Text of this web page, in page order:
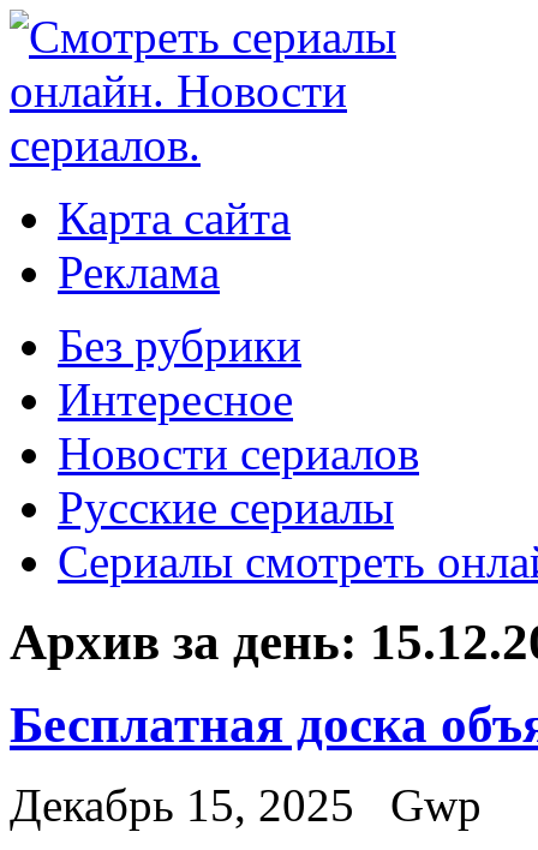
Карта сайта
Реклама
Без рубрики
Интересное
Новости сериалов
Русские сериалы
Сериалы смотреть
Архив за день:
Бесплатная доска
Декабрь 15, 2025
Gwp